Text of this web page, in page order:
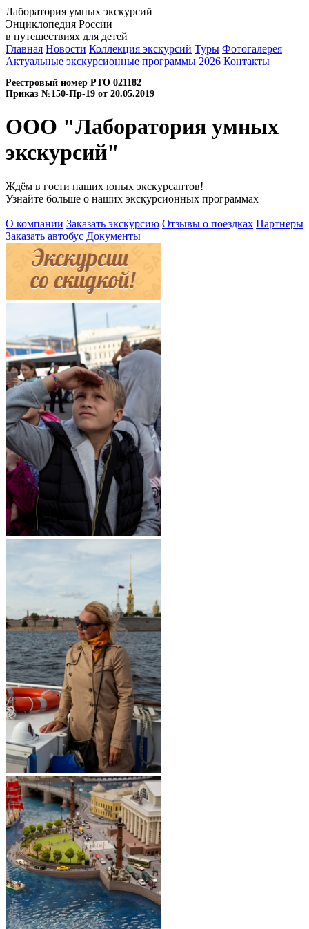
Лаборатория умных экскурсий
Энциклопедия России
в путешествиях для детей
Главная Новости Коллекция экскурсий Туры Фотогалерея
Актуальные экскурсионные программы 2026 Контакты
Реестровый номер РТО 021182
Приказ №150-Пр-19 от 20.05.2019
ООО "Лаборатория умных
экскурсий"
Ждём в гости наших юных экскурсантов!
Узнайте больше о наших экскурсионных программах
О компании Заказать экскурсию Отзывы о поездках Партнеры
Заказать автобус Документы